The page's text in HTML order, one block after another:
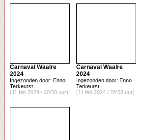
Carnaval Waalre
2024
Ingezonden door: Enno
Terkeurst
(11 feb 2024 / 20:58 uur)
Carnaval Waalre
2024
Ingezonden door: Enno
Terkeurst
(11 feb 2024 / 20:58 uur)